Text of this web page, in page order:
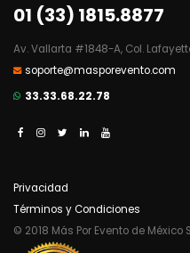
01 (33) 1815.8877
Av. Vallarta #1848-A, Col.
soporte@masporevento.com
33.33.68.22.78
Privacidad
Términos y Condiciones
© 2018 Más Por Evento de México